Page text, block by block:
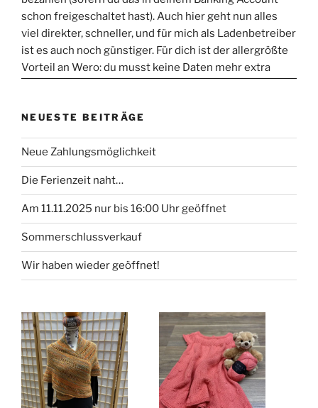
NEUESTE BEITRÄGE
Neue Zahlungsmöglichkeit
Die Ferienzeit naht…
Am 11.11.2025 nur bis 16:00 Uhr geöffnet
Sommerschlussverkauf
Wir haben wieder geöffnet!